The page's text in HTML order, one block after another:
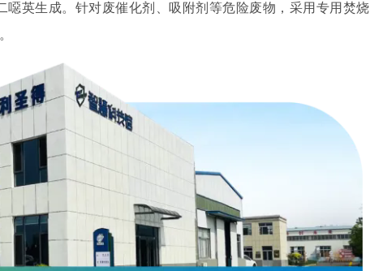
英生成。针对废催化剂、吸附剂等危险废物，采用专用焚烧